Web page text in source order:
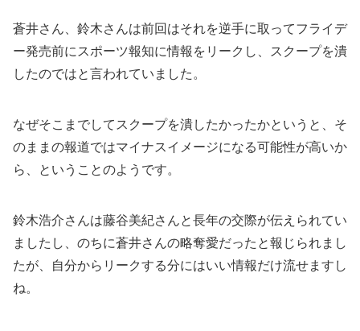
蒼井さん、鈴木さんは前回はそれを逆手に取ってフライデ
ー発売前にスポーツ報知に情報をリークし、スクープを潰
したのではと言われていました。
なぜそこまでしてスクープを潰したかったかというと、そ
のままの報道ではマイナスイメージになる可能性が高いか
ら、ということのようです。
鈴木浩介さんは藤谷美紀さんと長年の交際が伝えられてい
ましたし、のちに蒼井さんの略奪愛だったと報じられまし
たが、自分からリークする分にはいい情報だけ流せますし
ね。